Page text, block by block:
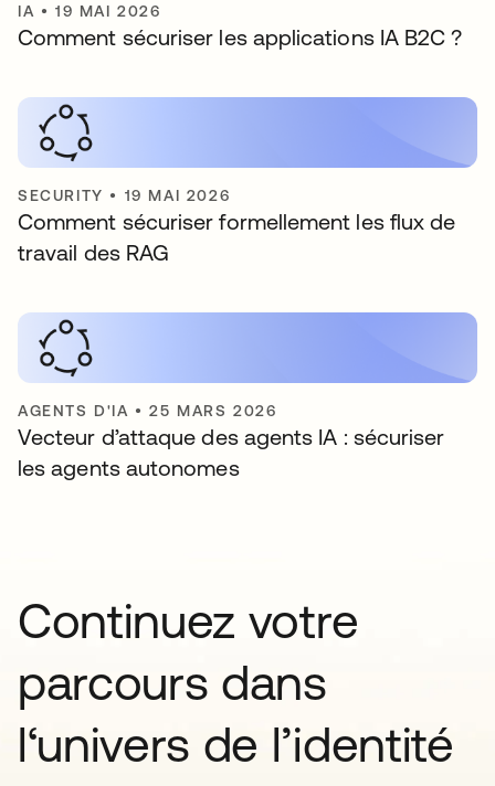
IA •19 MAI 2026
Comment sécuriser les applications IA B2C ?
SECURITY • 19 MAI 2026
Comment sécuriser formellement les flux de
travail des RAG
AGENTS D'IA •25 MARS 2026
Vecteur d’attaque des agents IA : sécuriser
les agents autonomes
Continuez votre
parcours dans
l‘univers de l’identité